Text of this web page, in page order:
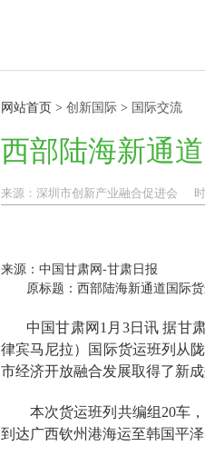
网站首页 > 创新国际> 国际交流
西部陆海新通
来源： 深圳市创新产业融合促进会
来源：中国甘肃网-甘肃日报
原标题：西部陆海新通道国际货
中国甘肃网1月3日讯 据甘
律宾马尼拉）国际货运班列从
市经济开放融合发展取得了新成
本次货运班列共编组20车，
到达广西钦州港海运至韩国平